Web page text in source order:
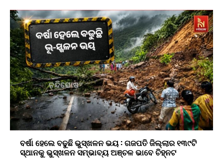
ବର୍ଷା ହେଲେ ବଢୁଛି ଭୁସ୍ଖଳନ ଭୟ : ଗଜପତି ଜିଲ୍ଲାର ୧୩୯ଟି
ସ୍ଥାନକୁ ଭୁସ୍ଖଳନ ସମ୍ଭାବ୍ୟ ଅଞ୍ଚଳ ଭାବେ ଚିହ୍ନଟ